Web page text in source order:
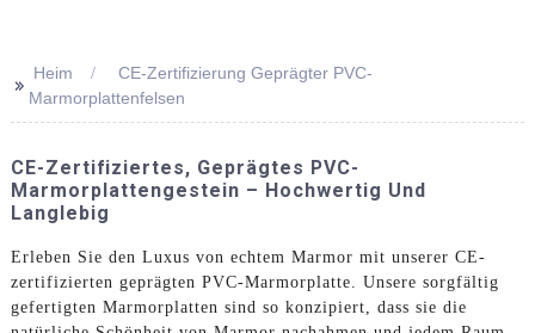
>> Heim
CE-Zertifizierung Geprägter PVC-
Marmorplattenfelsen
CE-Zertifiziertes, Geprägtes PVC-
Marmorplattengestein – Hochwertig Und
Langlebig
Erleben Sie den Luxus von echtem Marmor mit unserer CE-
zertifizierten geprägten PVC-Marmorplatte. Unsere sorgfältig
gefertigten Marmorplatten sind so konzipiert, dass sie die